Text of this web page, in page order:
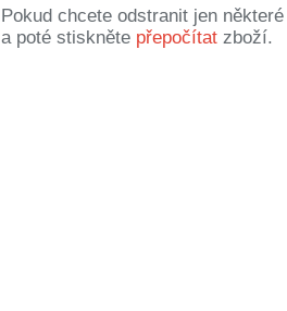
Pokud chcete odstranit jen
a poté stiskněte přepočítat zboží.